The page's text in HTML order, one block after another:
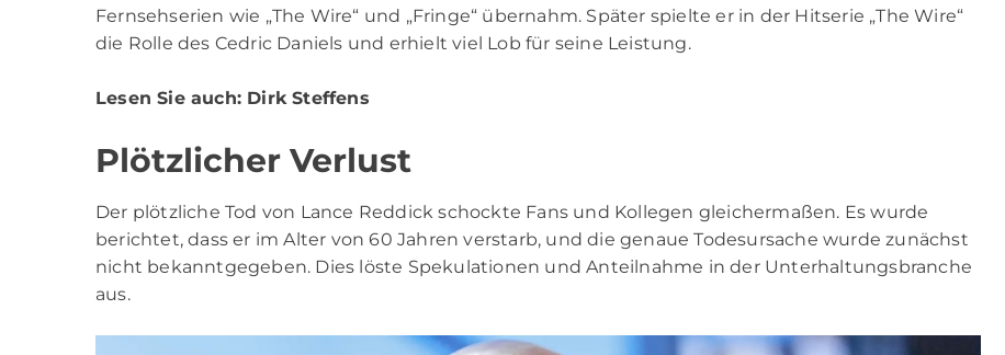
Fernsehserien wie „The Wire“ und „Fringe“ übernahm. Später spielte er in der Hitserie „The Wire“
die Rolle des Cedric Daniels und erhielt viel Lob für seine Leistung.
Lesen Sie auch: Dirk Steffens
Plötzlicher Verlust
Der plötzliche Tod von Lance Reddick schockte Fans und Kollegen gleichermaßen. Es wurde
berichtet, dass er im Alter von 60 Jahren verstarb, und die genaue Todesursache wurde zunächst
nicht bekanntgegeben. Dies löste Spekulationen und Anteilnahme in der Unterhaltungsbranche
aus.